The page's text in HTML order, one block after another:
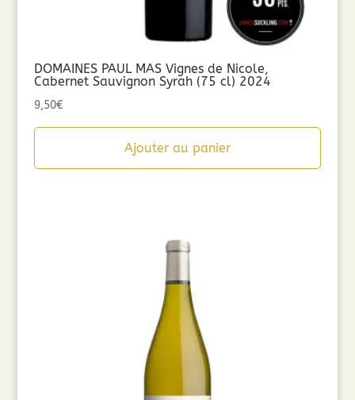
DOMAINES PAUL MAS Vignes de Nicole,
Cabernet Sauvignon Syrah (75 cl) 2024
9,50€
Ajouter au panier